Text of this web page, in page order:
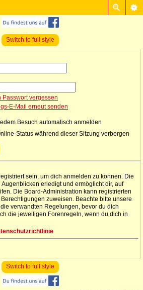
Switch to full style
Passwort vergessen
E-Mail erneut senden
Besuch automatisch anmelden
Status während dieser Sitzung verbergen
sein, um dich anmelden zu können. Die
erledigt und ermöglicht dir, auf
Die Board-Administration kann registrierten
zuweisen. Beachte bitte unsere
verwandten Regelungen, bevor du dich
die jeweiligen Forenregeln, wenn du dich in
Switch to full style